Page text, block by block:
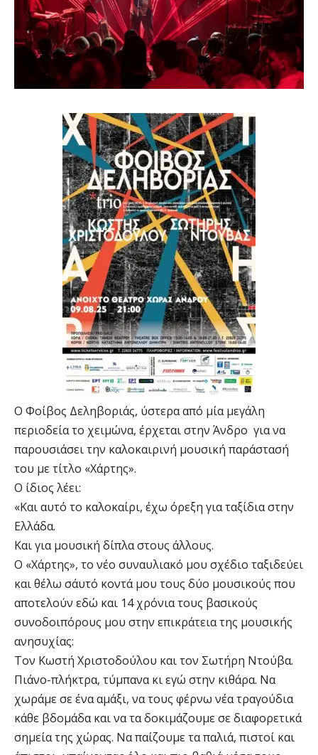
Ο Φοίβος Δεληβοριάς, ύστερα από μία μεγάλη
περιοδεία το χειμώνα, έρχεται στην Άνδρο για να
παρουσιάσει την καλοκαιρινή μουσική παράστασή
του με τίτλο «Χάρτης».
Ο ίδιος λέει:
«Και αυτό το καλοκαίρι, έχω όρεξη για ταξίδια στην
Ελλάδα.
Και για μουσική δίπλα στους άλλους.
Ο «Χάρτης», το νέο συναυλιακό μου σχέδιο ταξιδεύει
και θέλω σ΄αυτό κοντά μου τους δύο μουσικούς που
αποτελούν εδώ και 14 χρόνια τους βασικούς
συνοδοιπόρους μου στην επικράτεια της μουσικής
ανησυχίας:
Τον Κωστή Χριστοδούλου και τον Σωτήρη Ντούβα.
Πιάνο-πλήκτρα, τύμπανα κι εγώ στην κιθάρα. Να
χωράμε σε ένα αμάξι, να τους φέρνω νέα τραγούδια
κάθε βδομάδα και να τα δοκιμάζουμε σε διαφορετικά
σημεία της χώρας. Να παίζουμε τα παλιά, πιστοί και